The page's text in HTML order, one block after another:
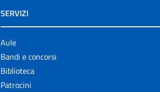
SERVIZI
Aule
Bandi e concorsi
Biblioteca
Patrocini